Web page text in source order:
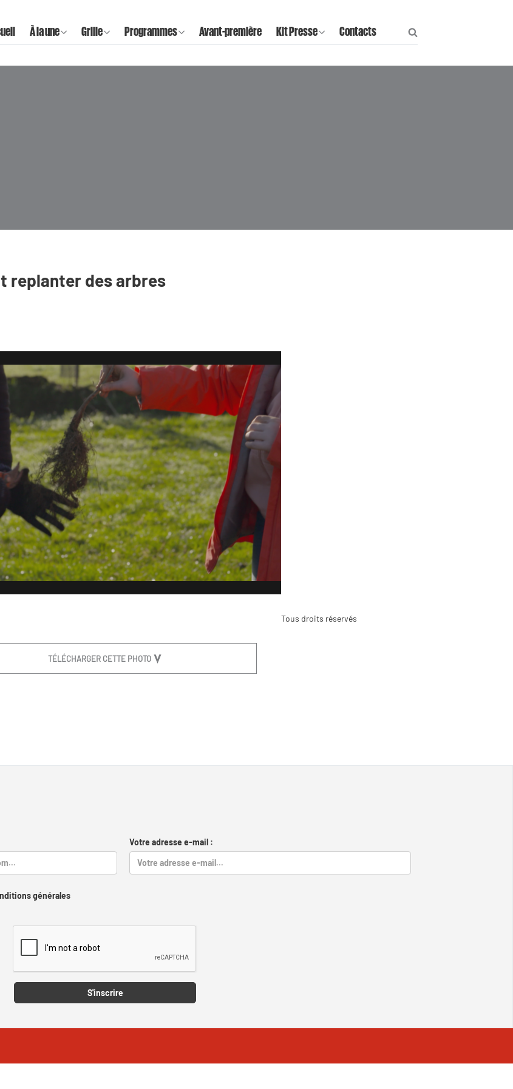
À la une Grille Programmes Avant-première Kit Presse Contacts
replanter des arbres
Tous droits réservés
TÉLÉCHARGER CETTE PHOTO
Votre adresse e-mail :
générales
S'inscrire